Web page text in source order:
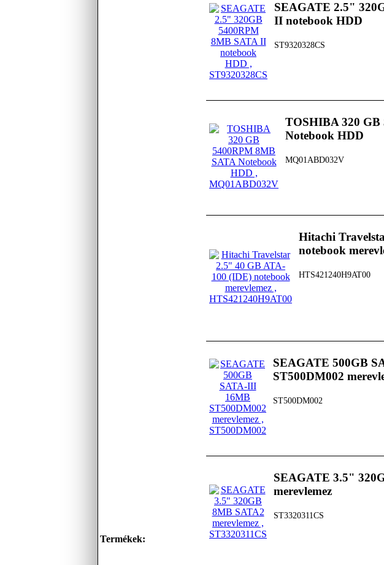
Termékek:
SEAGATE 2.5"
II notebook HDD
ST9320328CS
TOSHIBA 320
Notebook HDD
MQ01ABD032V
Hitachi
notebook
HTS421240H9AT00
SEAGATE 500GB
ST500DM002
ST500DM002
SEAGATE 3.5"
merevlemez
ST3320311CS